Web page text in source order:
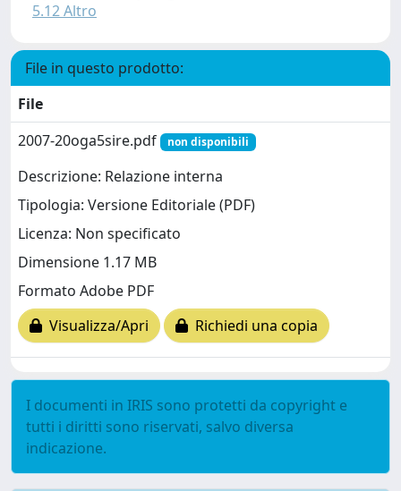
5.12 Altro
File in questo prodotto:
File
2007-20oga5sire.pdf
non disponibili
Descrizione: Relazione interna
Tipologia: Versione Editoriale (PDF)
Licenza: Non specificato
Dimensione 1.17 MB
Formato Adobe PDF
Visualizza/Apri
Richiedi una copia
I documenti in IRIS sono protetti da copyright e
tutti i diritti sono riservati, salvo diversa
indicazione.